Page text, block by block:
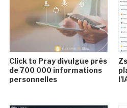
Click to Pray divulgue près
de 700 000 informations
personnelles